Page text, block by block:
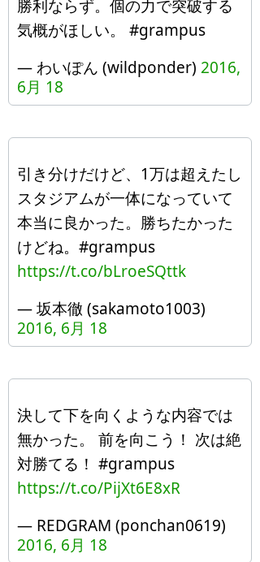
勝利ならず。個の力で突破する
気概がほしい。 #grampus
— わいぽん (wildponder) 2016,
6月 18
引き分けだけど、1万は超えたし
スタジアムが一体になっていて
本当に良かった。勝ちたかった
けどね。#grampus
https://t.co/bLroeSQttk
— 坂本徹 (sakamoto1003)
2016, 6月 18
決して下を向くような内容では
無かった。 前を向こう！ 次は絶
対勝てる！ #grampus
https://t.co/PijXt6E8xR
— REDGRAM (ponchan0619)
2016, 6月 18